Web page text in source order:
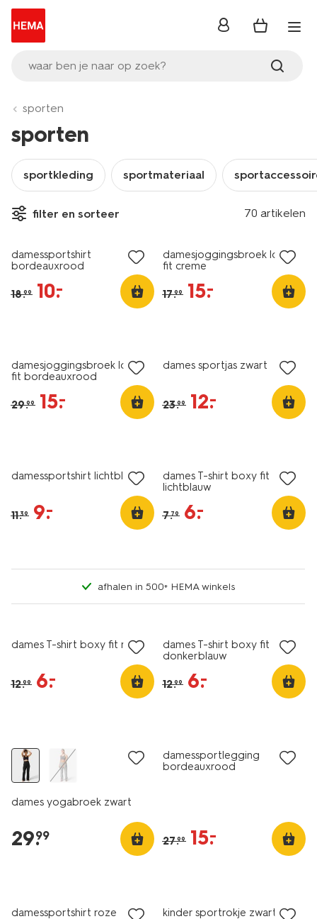
waar ben je naar op zoek?
inloggen
sporten
sporten
sportkleding sportmateriaal
filter en sorteer 70 artikelen
sale
damessportshirt
bordeauxrood
18.99 10.
–
damesjoggingsbroek loose
fit creme
17.99 15.
–
damesjoggingsbroek loose
fit bordeauxrood
29.99 15.
–
dames sportjas zwart
23.99 12.
–
damessportshirt lichtblauw
11.39 9.
–
dames T-shirt boxy fit
lichtblauw
7.79 6.
–
afhalen in 500+ HEMA winkels
dames T-shirt boxy fit roze
12.99 6.
–
dames T-shirt boxy fit
donkerblauw
12.99 6.
–
dames yogabroek zwart
29.
99
damessportlegging
bordeauxrood
27.99 15.
–
damessportshirt roze kinder sportrokje zwart